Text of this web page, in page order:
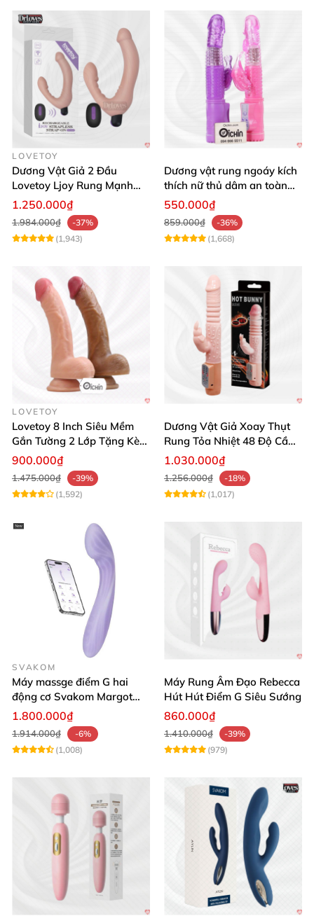
LOVETOY
Dương Vật Giả 2 Đầu
Lovetoy Ljoy Rung Mạnh
ĐKTX Hút Sâu
1.250.000₫
1.984.000₫
-37%
(1,943)
Dương vật rung ngoáy kích
thích nữ thủ dâm an toàn
cao cấp
550.000₫
859.000₫
-36%
(1,668)
LOVETOY
Lovetoy 8 Inch Siêu Mềm
Gắn Tường 2 Lớp Tặng Kèm
Dầu Massage
900.000₫
1.475.000₫
-39%
(1,592)
Dương Vật Giả Xoay Thụt
Rung Tỏa Nhiệt 48 Độ Cầm
Tay Hot Bunny
1.030.000₫
1.256.000₫
-18%
(1,017)
SVAKOM
Máy massge điểm G hai
động cơ Svakom Margot
điều khiển qua app
1.800.000₫
1.914.000₫
-6%
(1,008)
Máy Rung Âm Đạo Rebecca
Hút Hút Điểm G Siêu Sướng
860.000₫
1.410.000₫
-39%
(979)